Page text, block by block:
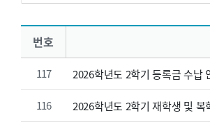
정보통신전문대학원_공지사항 목록 으로 번호, 제목, 작성자, 조회수, 등록 일, 첨부파일로 나열 되고 있습니다.
번호
117 2026학년도 2학기 등록금 수납
116 2026학년도 2학기 재학생 및 복